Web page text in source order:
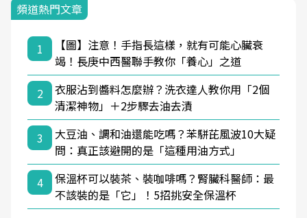
頻道熱門文章
1
【圖】注意！手指長這樣，就有可能心臟衰
竭！長庚中西醫聯手教你「養心」之道
2
衣服沾到醬料怎麼辦？洗衣達人教你用「2個
清潔神物」＋2步驟去油去漬
3
大豆油、調和油還能吃嗎？苯駢芘風波10大疑
問：真正該避開的是「這種用油方式」
4
保溫杯可以裝茶、裝咖啡嗎？腎臟科醫師：最
不該裝的是「它」！5招挑安全保溫杯